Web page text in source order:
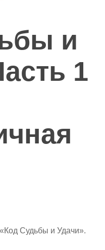
и
1
Судьбы и Удачи».